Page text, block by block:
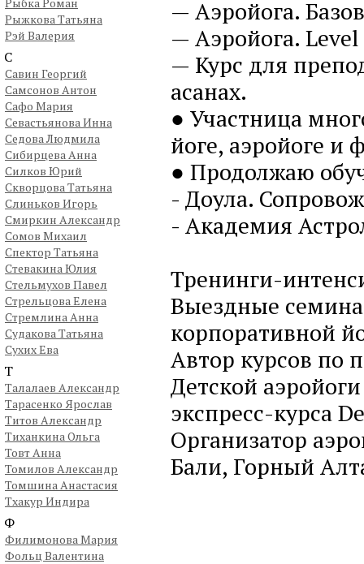
Рыжкова Татьяна
Рэй Валерия
С
Савин Георгий
Самсонов Антон
Сафо Мария
Севастьянова Инна
Седова Людмила
Сибирцева Анна
Силков Юрий
Скворцова Татьяна
Слиньков Игорь
Смиркин Александр
Сомов Михаил
Спектор Татьяна
Стевакина Юлия
Стельмухов Павел
Стрельцова Елена
Стремлина Анна
Судакова Татьяна
Сухих Ева
Т
Талалаев Александр
Тарасенко Ярослав
Титов Александр
Тиханкина Ольга
Товт Анна
Томилов Александр
Томшина Анастасия
Тхакур Индира
Ф
Филимонова Мария
Фольц Валентина
— Аэройога.
— Аэройога.
— Курс для
асанах.
● Участница
йоге, аэройоге и
● Продолжаю
- Доула.
- Академия
Тренинги-
Выездные
корпоративной
Автор курсов по
Детской
экспресс-курса
Организатор
Бали, Горный